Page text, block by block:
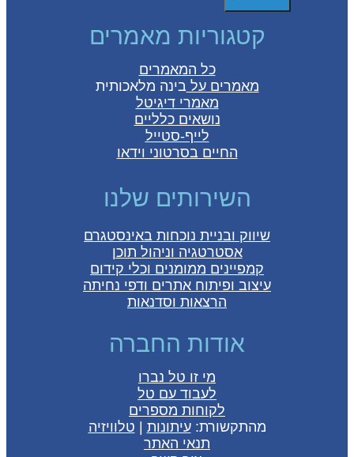
קטגוריות מאמרים
כל המאמרים
מאמרים עלבינה מלאכותית
מאמרי דיגיטל
נושאים כלליים
לייף-סטייל
החיים בסרטוני וידאו
השירותים שלנו
שיווק ובניית נוכחות באינסטגרם
אסטרטגיה וניהול תוכן
קמפיינים ממומנים וכלי קידום
עיצוב ופיתוח אתרים ודפי נחיתה
הרצאות וסדנאות
אודות החברה
מי זו טל נברו
לעבוד עם טל
לקוחות מספרים
מהתקשורת:עיתונות
טלוויזיה
תנאי האתר